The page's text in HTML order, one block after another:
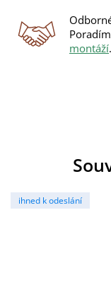
montáží.
ihned k odeslání